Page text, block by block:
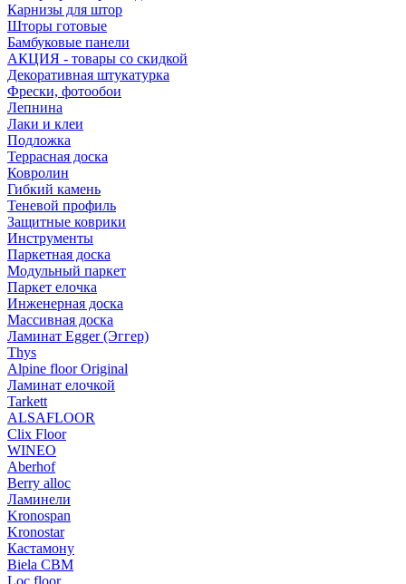
Карнизы для штор
Шторы готовые
Бамбуковые панели
АКЦИЯ - товары со скидкой
Декоративная штукатурка
Фрески, фотообои
Лепнина
Лаки и клеи
Подложка
Террасная доска
Ковролин
Гибкий камень
Теневой профиль
Защитные коврики
Инструменты
Паркетная доска
Модульный паркет
Паркет елочка
Инженерная доска
Массивная доска
Ламинат Egger (Эггер)
Thys
Alpine floor Original
Ламинат елочкой
Tarkett
ALSAFLOOR
Clix Floor
WINEO
Aberhof
Berry alloc
Ламинели
Kronospan
Kronostar
Кастамону
Biela CBM
Loc floor